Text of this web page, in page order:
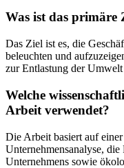
Was ist das primäre
Das Ziel ist es, die
beleuchten und
zur Entlastung der Umwelt
Welche
Arbeit verwendet?
Die Arbeit basiert auf
Unternehmensanalyse,
Unternehmens sowie